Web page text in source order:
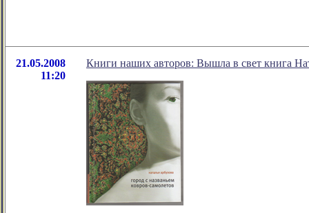
21.05.2008
11:20
Книги наших авторов: Вышла в свет книга